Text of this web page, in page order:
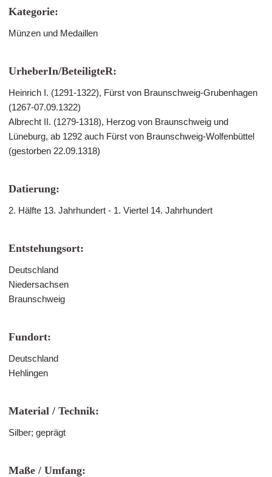
Kategorie:
Münzen und Medaillen
UrheberIn/BeteiligteR:
Heinrich I. (1291-1322), Fürst von Braunschweig-Grubenhagen
(1267-07.09.1322)
Albrecht II. (1279-1318), Herzog von Braunschweig und
Lüneburg, ab 1292 auch Fürst von Braunschweig-Wolfenbüttel
(gestorben 22.09.1318)
Datierung:
2. Hälfte 13. Jahrhundert - 1. Viertel 14. Jahrhundert
Entstehungsort:
Deutschland
Niedersachsen
Braunschweig
Fundort:
Deutschland
Hehlingen
Material / Technik:
Silber; geprägt
Maße / Umfang: